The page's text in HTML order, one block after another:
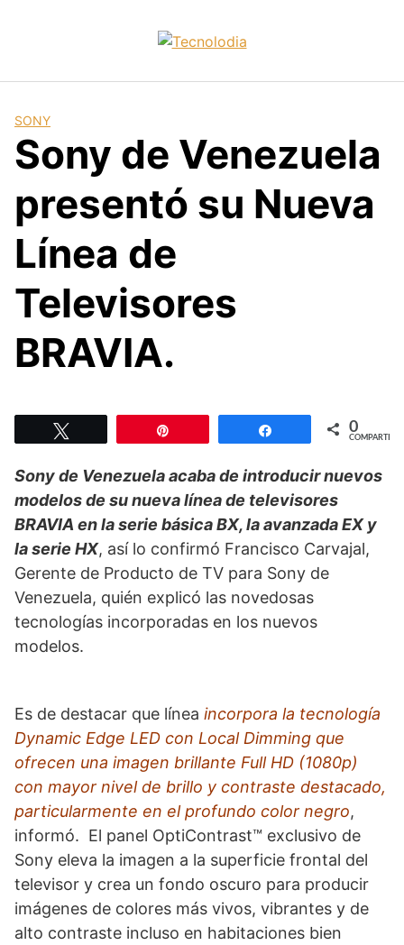
SONY
Sony de Venezuela
presentó su Nueva
Línea de
Televisores
BRAVIA.
Compartir 0
COMPARTIR
Sony de Venezuela acaba de introducir nuevos
modelos de su nueva línea de televisores
BRAVIA en la serie básica BX, la avanzada EX y
la serie HX, así lo confirmó Francisco Carvajal,
Gerente de Producto de TV para Sony de
Venezuela, quién explicó las novedosas
tecnologías incorporadas en los nuevos
modelos.
Es de destacar que línea incorpora la tecnología
Dynamic Edge LED con Local Dimming que
ofrecen una imagen brillante Full HD (1080p)
con mayor nivel de brillo y contraste destacado,
particularmente en el profundo color negro,
informó. El panel OptiContrast™ exclusivo de
Sony eleva la imagen a la superficie frontal del
televisor y crea un fondo oscuro para producir
imágenes de colores más vivos, vibrantes y de
alto contraste incluso en habitaciones bien